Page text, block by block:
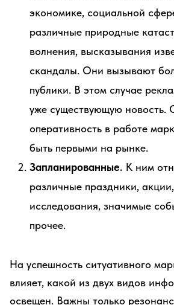
экономике, социальной
различные природные
волнения, высказывания
скандалы. Они вызывают
публики. В этом случае
уже существующую новость.
оперативность в работе
быть первыми на рынке.
Запланированные. К ним
различные праздники,
исследования, значимые
прочее.
На успешность ситуативного
влияет, какой из двух видов
освещен. Важны только